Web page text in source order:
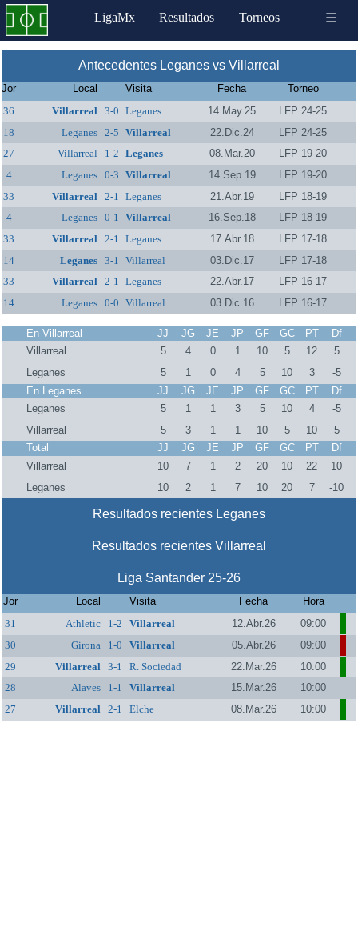
LigaMx Resultados Torneos ☰
Antecedentes Leganes vs Villarreal
Jor Local Visita Fecha
Torneo
36
Villarreal 3-0 Leganes 14.May.25
LFP 24-25
18
Leganes 2-5 Villarreal 22.Dic.24
LFP 24-25
27
Villarreal 1-2 Leganes 08.Mar.20
LFP 19-20
4
Leganes 0-3 Villarreal 14.Sep.19
LFP 19-20
33
Villarreal 2-1 Leganes 21.Abr.19
LFP 18-19
4
Leganes 0-1 Villarreal 16.Sep.18
LFP 18-19
33
Villarreal 2-1 Leganes 17.Abr.18
LFP 17-18
14
Leganes 3-1 Villarreal 03.Dic.17
LFP 17-18
33
Villarreal 2-1 Leganes 22.Abr.17
LFP 16-17
14
Leganes 0-0 Villarreal 03.Dic.16 LFP 16-17
En Villarreal JJ JG JE JP GF GC PT
Df
Villarreal
5 4 0 1 10 5 12
5
Leganes
5 1 0 4 5 10 3
-5
En Leganes
JJ JG JE JP GF GC PT
Df
Leganes
5 1 1 3 5 10 4
-5
Villarreal
5 3 1 1 10 5 10
5
Total
JJ JG JE JP GF GC PT
Df
Villarreal
10 7 1 2 20 10 22
10
Leganes
10 2 1 7 10 20 7 -10
Resultados recientes Leganes
Resultados recientes Villarreal
Liga Santander 25-26
Jor Local Visita Fecha
Hora
31
Athletic 1-2 Villarreal 12.Abr.26
09:00
30
Girona 1-0 Villarreal 05.Abr.26
09:00
29
Villarreal 3-1 R. Sociedad 22.Mar.26
10:00
28
Alaves 1-1 Villarreal 15.Mar.26
10:00
27
Villarreal 2-1 Elche 08.Mar.26 10:00